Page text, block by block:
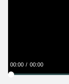
00:00 00:00